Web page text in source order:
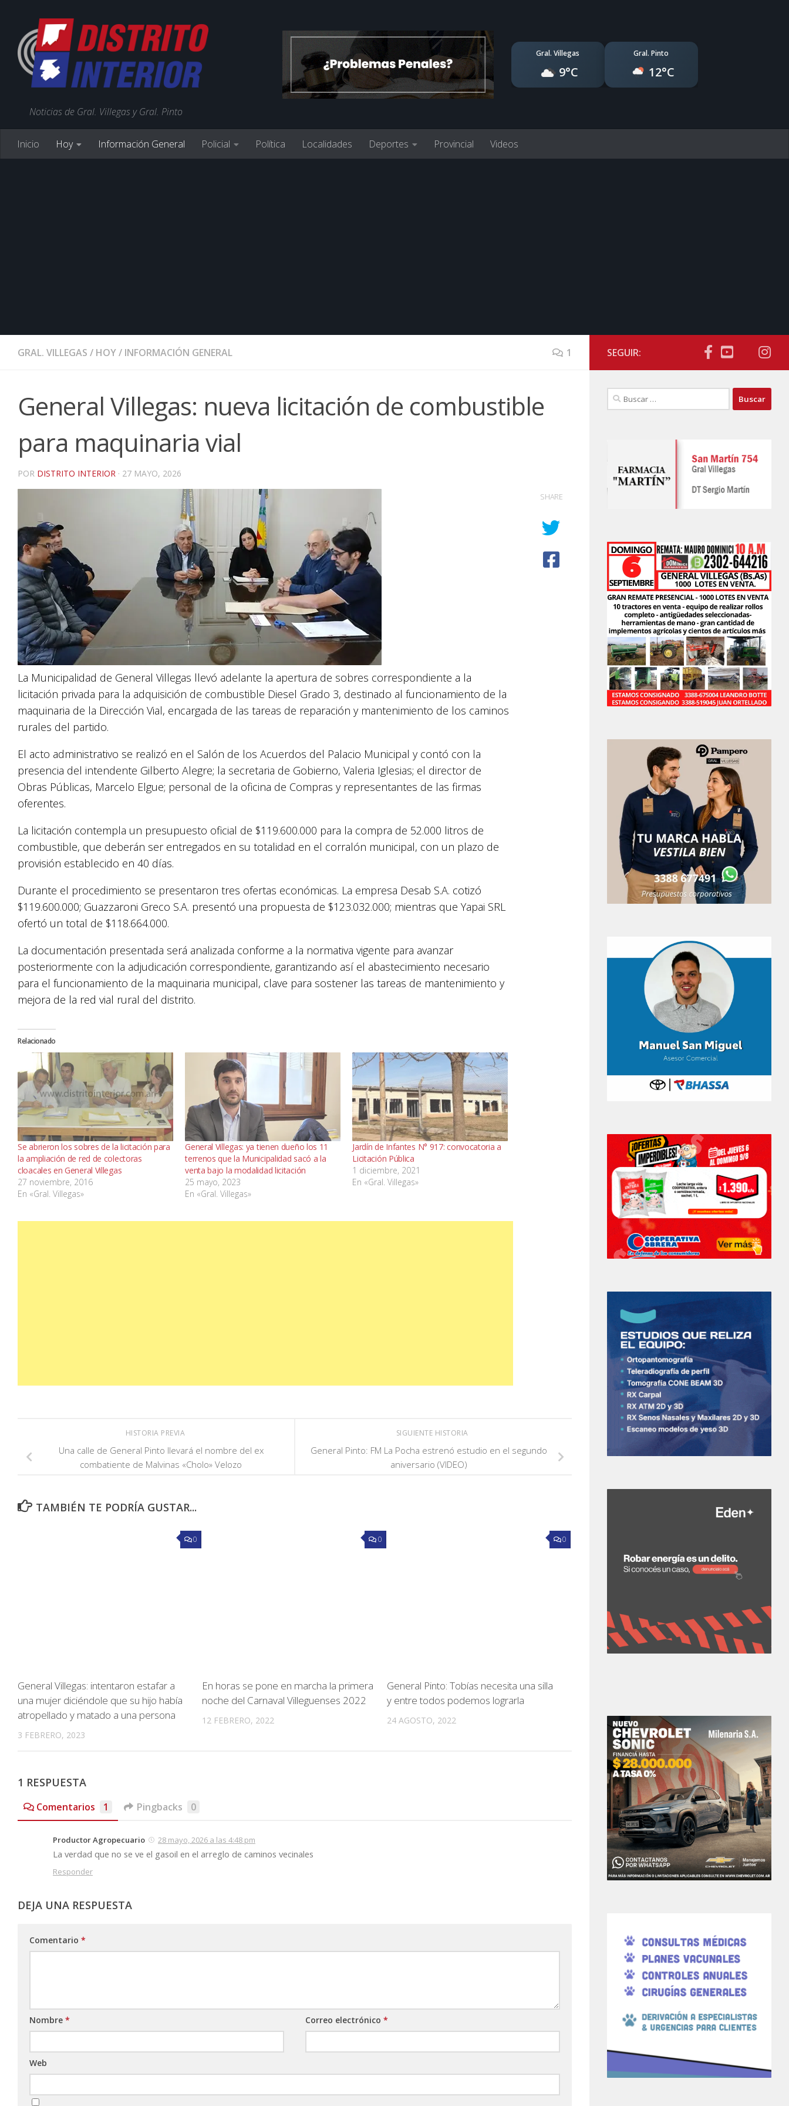
Noticias de Gral. Villegas y Gral. Pinto
Gral. Villegas
9°C
Gral. Pinto
12°C
Inicio Hoy Información General Policial Política Localidades Deportes Provincial Videos
GRAL. VILLEGAS / HOY/ INFORMACIÓN GENERAL 1
General Villegas: nueva licitación de combustible
para maquinaria vial
POR DISTRITO INTERIOR · 27 MAYO, 2026
La Municipalidad de General Villegas llevó adelante la apertura de sobres correspondiente a la
licitación privada para la adquisición de combustible Diesel Grado 3, destinado al funcionamiento de la
maquinaria de la Dirección Vial, encargada de las tareas de reparación y mantenimiento de los caminos
rurales del partido.
El acto administrativo se realizó en el Salón de los Acuerdos del Palacio Municipal y contó con la
presencia del intendente Gilberto Alegre; la secretaria de Gobierno, Valeria Iglesias; el director de
Obras Públicas, Marcelo Elgue; personal de la oficina de Compras y representantes de las firmas
oferentes.
La licitación contempla un presupuesto oficial de $119.600.000 para la compra de 52.000 litros de
combustible, que deberán ser entregados en su totalidad en el corralón municipal, con un plazo de
provisión establecido en 40 días.
Durante el procedimiento se presentaron tres ofertas económicas. La empresa Desab S.A. cotizó
$119.600.000; Guazzaroni Greco S.A. presentó una propuesta de $123.032.000; mientras que Yapai SRL
ofertó un total de $118.664.000.
La documentación presentada será analizada conforme a la normativa vigente para avanzar
posteriormente con la adjudicación correspondiente, garantizando así el abastecimiento necesario
para el funcionamiento de la maquinaria municipal, clave para sostener las tareas de mantenimiento y
mejora de la red vial rural del distrito.
Relacionado
Se abrieron los sobres de la licitación para
la ampliación de red de colectoras
cloacales en General Villegas
27 noviembre, 2016
En «Gral. Villegas»
General Villegas: ya tienen dueño los 11
terrenos que la Municipalidad sacó a la
venta bajo la modalidad licitación
25 mayo, 2023
En «Gral. Villegas»
Jardín de Infantes N° 917: convocatoria a
Licitación Pública
1 diciembre, 2021
En «Gral. Villegas»
SHARE
SIGUIENTE HISTORIA
General Pinto: FM La Pocha estrenó estudio en el segundo
aniversario (VIDEO)
HISTORIA PREVIA
Una calle de General Pinto llevará el nombre del ex
combatiente de Malvinas «Cholo» Velozo
TAMBIÉN TE PODRÍA GUSTAR...
0
General Villegas: intentaron estafar a
una mujer diciéndole que su hijo había
atropellado y matado a una persona
3 FEBRERO, 2023
0
En horas se pone en marcha la primera
noche del Carnaval Villeguenses 2022
12 FEBRERO, 2022
0
General Pinto: Tobías necesita una silla
y entre todos podemos lograrla
24 AGOSTO, 2022
1 RESPUESTA
Comentarios 1 Pingbacks 0
Productor Agropecuario 28 mayo, 2026 a las 4:48 pm
La verdad que no se ve el gasoil en el arreglo de caminos vecinales
Responder
DEJA UNA RESPUESTA
Comentario *
Nombre * Correo electrónico*
Web
SEGUIR:
Buscar: